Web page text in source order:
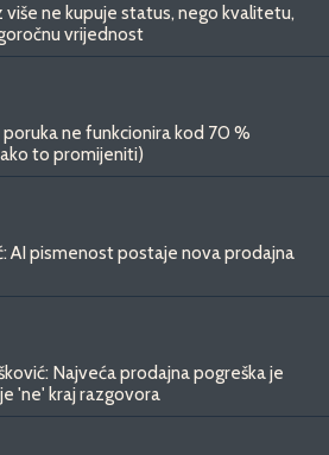
više ne kupuje status, nego kvalitetu,
vrijednost
ne funkcionira kod 70 %
to promijeniti)
AI pismenost postaje nova prodajna
Najveća prodajna pogreška je
'ne' kraj razgovora